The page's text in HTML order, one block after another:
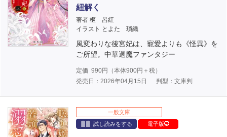
紐解く
著者 枢 呂紅
イラスト とよた 瑣織
風変わりな後宮妃は、寵愛よりも《怪異》を
ご所望。中華退魔ファンタジー
定価 990円（本体900円＋税）
発売日：2026年04月15日
判型：文庫判
一般文庫
試し読みをする
電子版